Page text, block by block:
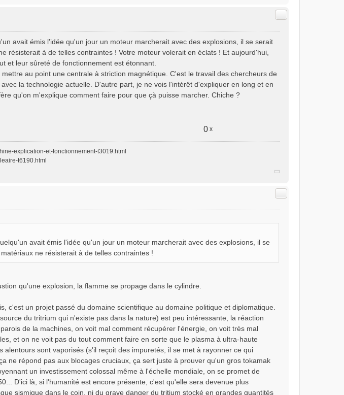
Citer
avait émis l'idée qu'un jour un moteur marcherait avec des explosions, il se serait
résisterait à de telles contraintes ! Votre moteur volerait en éclats ! Et aujourd'hui,
et leur sûreté de fonctionnement est étonnant.
au point une centrale à striction magnétique. C'est le travail des chercheurs de
la technologie actuelle. D'autre part, je ne vois l'intérêt d'expliquer en long et en
qu'on m'explique comment faire pour que çà puisse marcher. Chiche ?
0 x
explication-et-fonctionnement-t3019.html
t6190.html
Citer
avait émis l'idée qu'un jour un moteur marcherait avec des explosions, il se
ne résisterait à de telles contraintes !
qu'une explosion, la flamme se propage dans le cylindre.
c'est un projet passé du domaine scientifique au domaine politique et diplomatique.
du tritrium qui n'existe pas dans la nature) est peu intéressante, la réaction
de la machines, on voit mal comment récupérer l'énergie, on voit très mal
et on ne voit pas du tout comment faire en sorte que le plasma à ultra-haute
sont vaporisés (s'il reçoit des impuretés, il se met à rayonner ce qui
ne répond pas aux blocages cruciaux, ça sert juste à prouver qu'un gros tokamak
un investissement colossal même à l'échelle mondiale, on se promet de
D'ici là, si l'humanité est encore présente, c'est qu'elle sera devenue plus
sismique dans le coin, ni du grave danger du tritium stocké en grandes quantités